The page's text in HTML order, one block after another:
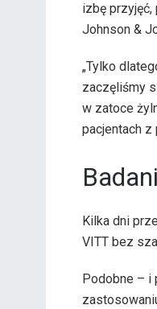
izbę
Johnson &
„Tylko
zaczęliśmy
w zatoce
pacjentach
Kilka dni
VITT bez
Podobne – i